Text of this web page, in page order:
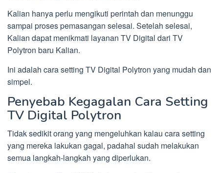
Kalian hanya perlu mengikuti perintah dan menunggu
sampai proses pemasangan selesai. Setelah selesai,
Kalian dapat menikmati layanan TV Digital dari TV
Polytron baru Kalian.
Ini adalah cara setting TV Digital Polytron yang mudah dan
simpel.
Penyebab Kegagalan Cara Setting
TV Digital Polytron
Tidak sedikit orang yang mengeluhkan kalau cara setting
yang mereka lakukan gagal, padahal sudah melakukan
semua langkah-langkah yang diperlukan.